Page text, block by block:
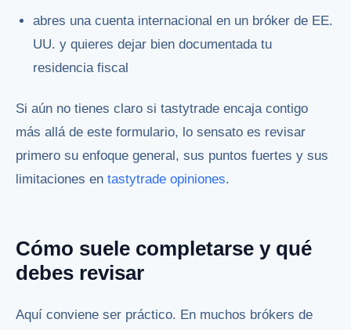
abres una cuenta internacional en un bróker de EE.
UU. y quieres dejar bien documentada tu
residencia fiscal
Si aún no tienes claro si tastytrade encaja contigo
más allá de este formulario, lo sensato es revisar
primero su enfoque general, sus puntos fuertes y sus
limitaciones en tastytrade opiniones.
Cómo suele completarse y qué
debes revisar
Aquí conviene ser práctico. En muchos brókers de